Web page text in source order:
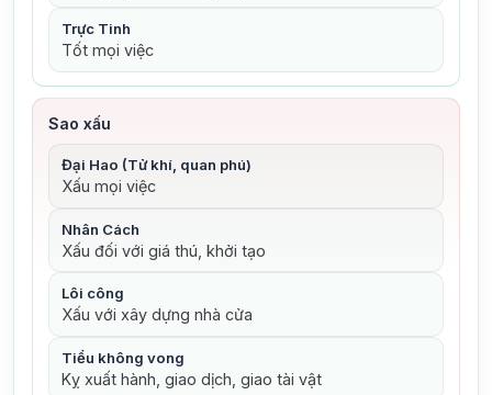
Trực Tinh
Tốt mọi việc
Sao xấu
Đại Hao (Tử khí, quan phú)
Xấu mọi việc
Nhân Cách
Xấu đối với giá thú, khởi tạo
Lôi công
Xấu với xây dựng nhà cửa
Tiểu không vong
Kỵ xuất hành, giao dịch, giao tài vật